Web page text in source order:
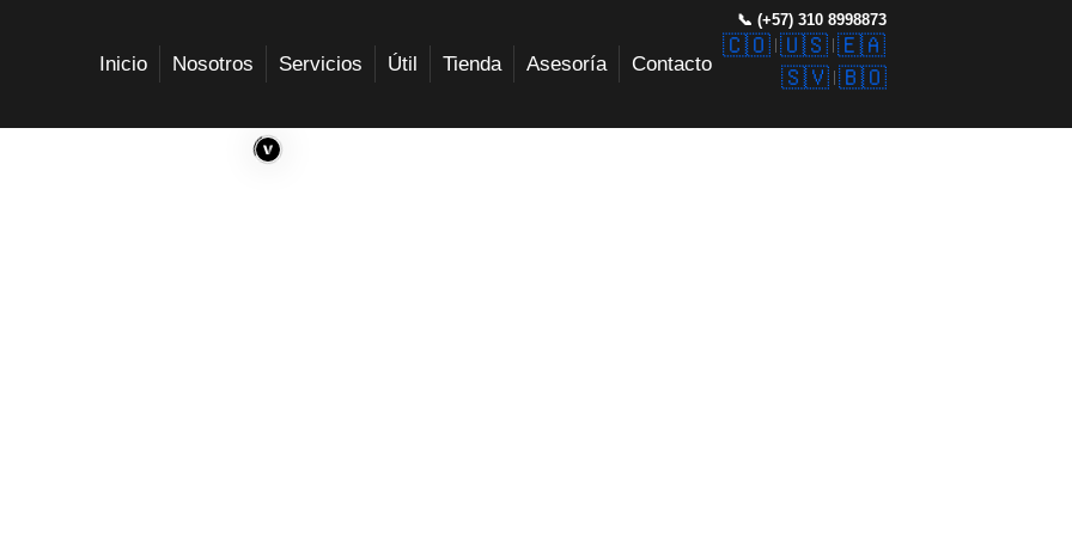
Inicio Nosotros Servicios Útil Tienda Asesoría Contacto
🇨🇴 🇺🇸 🇪🇦
🇸🇻 🇧🇴
📞 (+57) 310 8998873